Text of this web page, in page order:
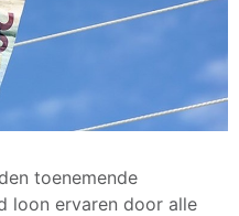
toenemende
loon ervaren door alle